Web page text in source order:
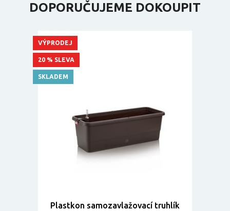
DOPORUČUJEME DOKOUPIT
Plastkon samozavlažovací truhlík
VÝPRODEJ
20 % SLEVA
SKLADEM